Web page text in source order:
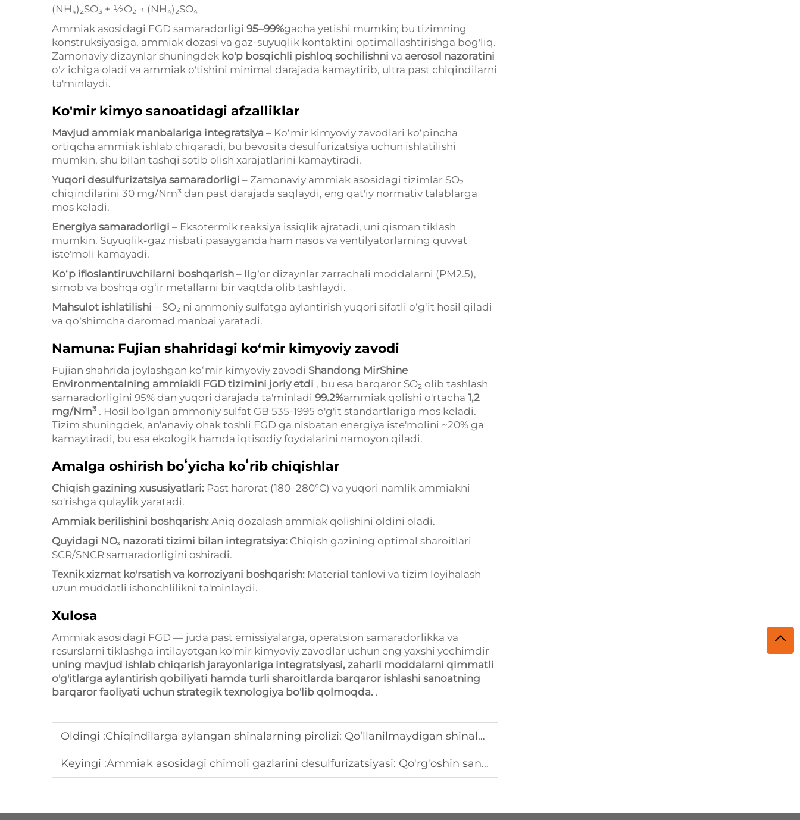
(NH₄)₂SO₃ + ½O₂ → (NH₄)₂SO₄
Ammiak asosidagi FGD samaradorligi 95–99%gacha yetishi mumkin; bu tizimning
konstruksiyasiga, ammiak dozasi va gaz-suyuqlik kontaktini optimallashtirishga bog'liq.
Zamonaviy dizaynlar shuningdek ko'p bosqichli pishloq sochilishni va aerosol nazoratini
o'z ichiga oladi va ammiak o'tishini minimal darajada kamaytirib, ultra past chiqindilarni
ta'minlaydi.
Ko'mir kimyo sanoatidagi afzalliklar
Mavjud ammiak manbalariga integratsiya – Ko‘mir kimyoviy zavodlari ko‘pincha
ortiqcha ammiak ishlab chiqaradi, bu bevosita desulfurizatsiya uchun ishlatilishi
mumkin, shu bilan tashqi sotib olish xarajatlarini kamaytiradi.
Yuqori desulfurizatsiya samaradorligi – Zamonaviy ammiak asosidagi tizimlar SO₂
chiqindilarini 30 mg/Nm³ dan past darajada saqlaydi, eng qat'iy normativ talablarga
mos keladi.
Energiya samaradorligi – Eksotermik reaksiya issiqlik ajratadi, uni qisman tiklash
mumkin. Suyuqlik-gaz nisbati pasayganda ham nasos va ventilyatorlarning quvvat
iste'moli kamayadi.
Ko‘p ifloslantiruvchilarni boshqarish – Ilg‘or dizaynlar zarrachali moddalarni (PM2.5),
simob va boshqa og‘ir metallarni bir vaqtda olib tashlaydi.
Mahsulot ishlatilishi – SO₂ ni ammoniy sulfatga aylantirish yuqori sifatli o‘g‘it hosil qiladi
va qo‘shimcha daromad manbai yaratadi.
Namuna: Fujian shahridagi ko‘mir kimyoviy zavodi
Fujian shahrida joylashgan ko‘mir kimyoviy zavodi Shandong MirShine
Environmentalning ammiakli FGD tizimini joriy etdi , bu esa barqaror SO₂ olib tashlash
samaradorligini 95% dan yuqori darajada ta'minladi 99.2%ammiak qolishi o'rtacha 1,2
mg/Nm³ . Hosil bo'lgan ammoniy sulfat GB 535-1995 o'g'it standartlariga mos keladi.
Tizim shuningdek, an'anaviy ohak toshli FGD ga nisbatan energiya iste'molini ~20% ga
kamaytiradi, bu esa ekologik hamda iqtisodiy foydalarini namoyon qiladi.
Amalga oshirish boʻyicha koʻrib chiqishlar
Chiqish gazining xususiyatlari: Past harorat (180–280°C) va yuqori namlik ammiakni
so'rishga qulaylik yaratadi.
Ammiak berilishini boshqarish: Aniq dozalash ammiak qolishini oldini oladi.
Quyidagi NOₓ nazorati tizimi bilan integratsiya: Chiqish gazining optimal sharoitlari
SCR/SNCR samaradorligini oshiradi.
Texnik xizmat ko'rsatish va korroziyani boshqarish: Material tanlovi va tizim loyihalash
uzun muddatli ishonchlilikni ta'minlaydi.
Xulosa
Ammiak asosidagi FGD — juda past emissiyalarga, operatsion samaradorlikka va
resurslarni tiklashga intilayotgan ko'mir kimyoviy zavodlar uchun eng yaxshi yechimdir
uning mavjud ishlab chiqarish jarayonlariga integratsiyasi, zaharli moddalarni qimmatli
o'g'itlarga aylantirish qobiliyati hamda turli sharoitlarda barqaror ishlashi sanoatning
barqaror faoliyati uchun strategik texnologiya bo'lib qolmoqda. .
Oldingi :Chiqindilarga aylangan shinalarning pirolizi: Qo‘llanilmaydigan shinalarni qimmatli resurslarga aylantirish
Keyingi :Ammiak asosidagi chimoli gazlarini desulfurizatsiyasi: Qo'rg'oshin sanoati